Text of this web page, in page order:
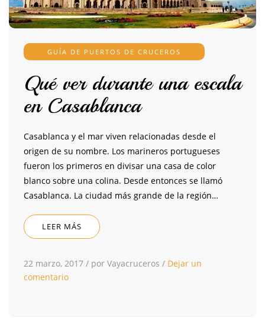
GUÍA DE PUERTOS DE CRUCEROS
Qué ver durante una escala
en Casablanca
Casablanca y el mar viven relacionadas desde el
origen de su nombre. Los marineros portugueses
fueron los primeros en divisar una casa de color
blanco sobre una colina. Desde entonces se llamó
Casablanca. La ciudad más grande de la región…
LEER MÁS
22 marzo, 2017 / por Vayacruceros / Dejar un
comentario